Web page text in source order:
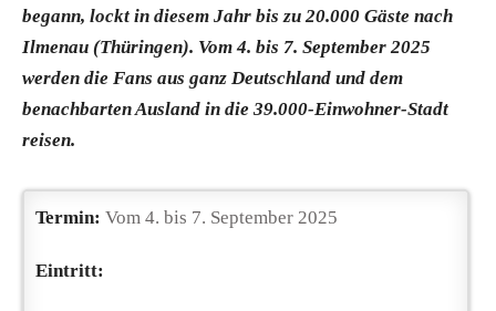
begann, lockt in diesem Jahr bis zu 20.000 Gäste nach
Ilmenau (Thüringen). Vom 4. bis 7. September 2025
werden die Fans aus ganz Deutschland und dem
benachbarten Ausland in die 39.000-Einwohner-Stadt
reisen.
Termin: Vom 4. bis 7. September 2025
Eintritt: